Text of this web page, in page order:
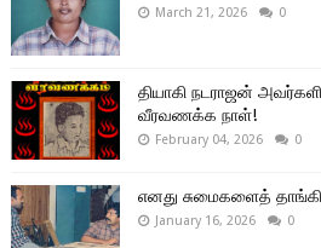
March 21, 2026 0
தியாகி நடராஜன்
வீரவணக்க நாள்!
February 04, 2026 0
எனது சுமைகளைத்
January 16, 2026 0